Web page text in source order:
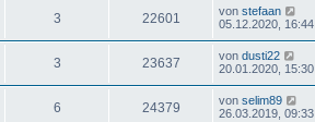
3 22601 von stefaan
05.12.2020, 16:44
3 23637 von dusti22
20.01.2020, 15:30
6 24379 von selim89
26.03.2019, 09:33